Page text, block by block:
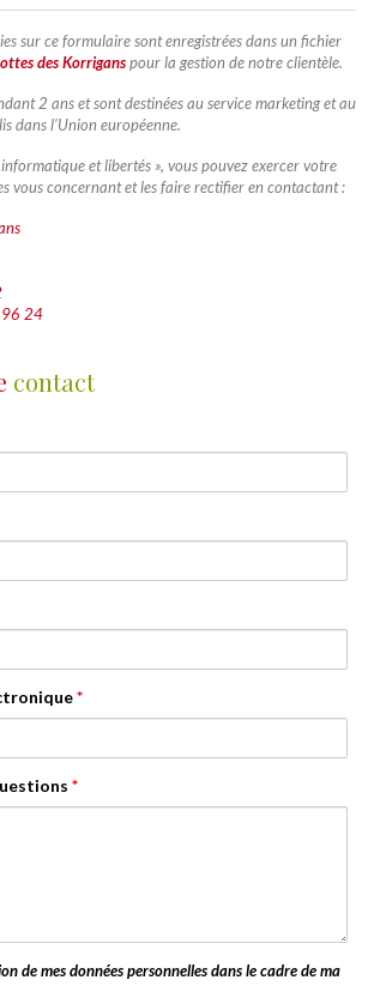
sur ce formulaire sont enregistrées dans un fichier
des Korriganspour la gestion de notre clientèle.
2 ans et sont destinées au service marketing et au
dans l’Union européenne.
et libertés », vous pouvez exercer votre
vous concernant et les faire rectifier en contactant :
24
contact
*
*
de mes données personnelles dans le cadre de ma